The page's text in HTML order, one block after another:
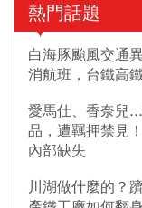
熱門話題
白海豚颱風交通
消航班，台鐵高
愛馬仕、香奈兒
品，遭羈押禁見
內部缺失
川湖做什麼的？